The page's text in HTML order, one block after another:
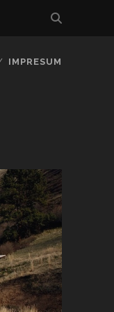
IMPRESUM